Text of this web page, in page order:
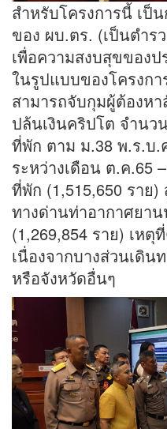
สำหรับโครงการนี้ เป็
ของ ผบ.ตร. (เป็นตำร
เพื่อความสงบสุขของ
ในรูปแบบของโครงก
สามารถจับกุมผู้ต้องห
ปล้นเงินคริปโต จำนว
ที่พัก ตาม ม.38 พ.ร.บ.
ระหว่างเดือน ต.ค.65
ที่พัก (1,515,650 ราย)
ทางด่านท่าอากาศยา
(1,269,854 ราย) เหตุ
เนื่องจากบางส่วนเดิน
หรือจังหวัดอื่นๆ